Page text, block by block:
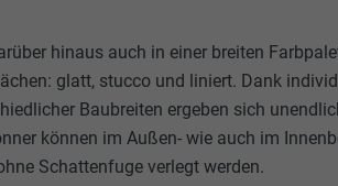
hinaus auch in einer breiten
glatt, stucco und liniert. Dank
Baubreiten ergeben sich
können im Außen- wie auch im
Schattenfuge verlegt werden.